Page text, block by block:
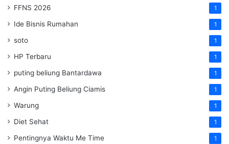
FFNS 2026 1
Ide Bisnis Rumahan 1
soto 1
HP Terbaru 1
puting beliung Bantardawa 1
Angin Puting Beliung Ciamis 1
Warung 1
Diet Sehat 1
Pentingnya Waktu Me Time 1